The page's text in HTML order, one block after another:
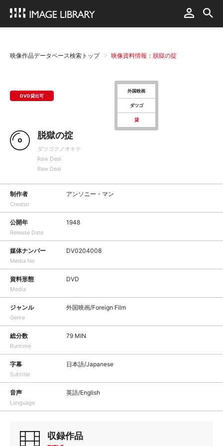
映像作品データベース検索トップ 映像資料情報：脱獄の掟
DVD貸出可
外国映画
ダツゴ
貸
脱獄の掟
ダツゴクノオキテ
Raw Deal
Raw Deal
制作者
Creator
アンソニー・マン
公開年
Release Date
1948
媒体ナンバー
Media No
DV0204008
資料形態
Media
DVD
ジャンル
Genre
外国映画/Foreign Film
総分数
Runtime
79 MIN
字幕
Subtitle
日本語/Japanese
音声
Language
英語/English
収録作品